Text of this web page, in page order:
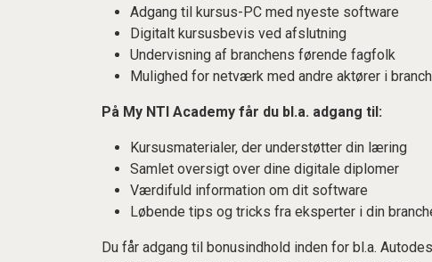
Adgang til kursus-PC med nyeste software
Digitalt kursusbevis ved afslutning
Undervisning af branchens førende fagfolk
Mulighed for netværk med andre aktører i
På My NTI Academy får du bl.a. adgang til:
Kursusmaterialer, der understøtter din læring
Samlet oversigt over dine digitale diplomer
Værdifuld information om dit software
Løbende tips og tricks fra eksperter i din
Du får adgang til bonusindhold inden for bl.a.